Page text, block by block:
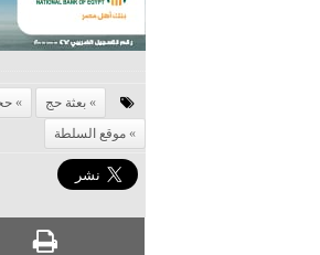
بعثة حج
موقع السلطة